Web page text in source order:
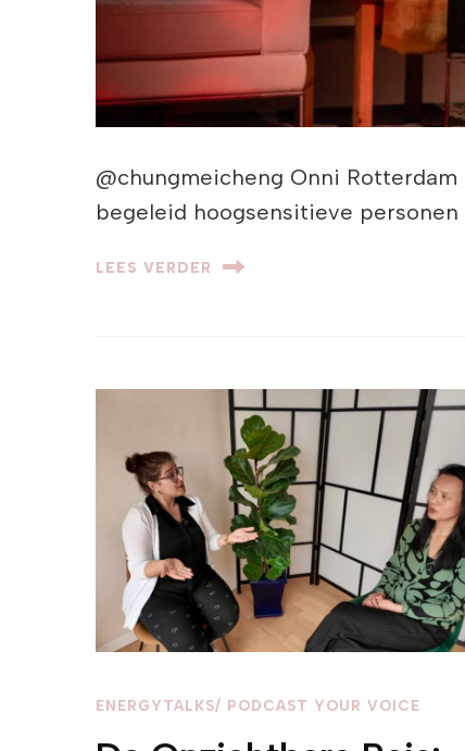
@chungmeicheng Onni
begeleid hoogsensitieve personen
LEES VERDER
ENERGYTALKS/ PODCAST YOUR VOICE